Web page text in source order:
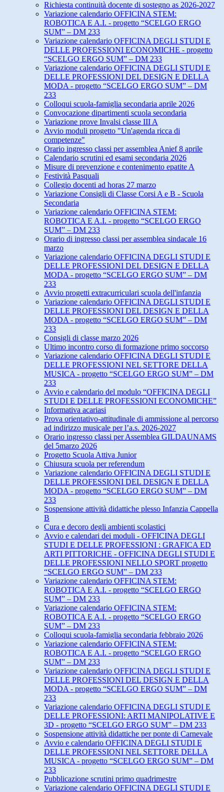
Richiesta continuità docente di sostegno as 2026-2027
Variazione calendario OFFICINA STEM:
ROBOTICA E A.I. - progetto “SCELGO ERGO
SUM” – DM 233
Variazione calendario OFFICINA DEGLI STUDI E
DELLE PROFESSIONI ECONOMICHE - progetto
“SCELGO ERGO SUM” – DM 233
Variazione calendario OFFICINA DEGLI STUDI E
DELLE PROFESSIONI DEL DESIGN E DELLA
MODA - progetto “SCELGO ERGO SUM” – DM
233
Colloqui scuola-famiglia secondaria aprile 2026
Convocazione dipartimenti scuola secondaria
Variazione prove Invalsi classe III A
Avvio moduli progetto "Un'agenda ricca di
competenze"
Orario ingresso classi per assemblea Anief 8 aprile
Calendario scrutini ed esami secondaria 2026
Misure di prevenzione e contenimento epatite A
Festività Pasquali
Collegio docenti ad horas 27 marzo
Variazione Consigli di Classe Corsi A e B - Scuola
Secondaria
Variazione calendario OFFICINA STEM:
ROBOTICA E A.I. - progetto “SCELGO ERGO
SUM” – DM 233
Orario di ingresso classi per assemblea sindacale 16
marzo
Variazione calendario OFFICINA DEGLI STUDI E
DELLE PROFESSIONI DEL DESIGN E DELLA
MODA - progetto “SCELGO ERGO SUM” – DM
233
Avvio progetti extracurriculari scuola dell'infanzia
Variazione calendario OFFICINA DEGLI STUDI E
DELLE PROFESSIONI DEL DESIGN E DELLA
MODA - progetto “SCELGO ERGO SUM” – DM
233
Consigli di classe marzo 2026
Ultimo incontro corso di formazione primo soccorso
Variazione calendario OFFICINA DEGLI STUDI E
DELLE PROFESSIONI NEL SETTORE DELLA
MUSICA - progetto “SCELGO ERGO SUM” – DM
233
Avvio e calendario del modulo “OFFICINA DEGLI
STUDI E DELLE PROFESSIONI ECONOMICHE”
Informativa acariasi
Prova orientativo-attitudinale di ammissione al percorso
ad indirizzo musicale per l’a.s. 2026-2027
Orario ingresso classi per Assemblea GILDAUNAMS
del 5marzo 2026
Progetto Scuola Attiva Junior
Chiusura scuola per referendum
Variazione calendario OFFICINA DEGLI STUDI E
DELLE PROFESSIONI DEL DESIGN E DELLA
MODA - progetto “SCELGO ERGO SUM” – DM
233
Sospensione attività didattiche plesso Infanzia Cappella
B
Cura e decoro degli ambienti scolastici
Avvio e calendari dei moduli - OFFICINA DEGLI
STUDI E DELLE PROFESSIONI : GRAFICA ED
ARTI PITTORICHE - OFFICINA DEGLI STUDI E
DELLE PROFESSIONI NELLO SPORT progetto
“SCELGO ERGO SUM” – DM 233
Variazione calendario OFFICINA STEM:
ROBOTICA E A.I. - progetto “SCELGO ERGO
SUM” – DM 233
Variazione calendario OFFICINA STEM:
ROBOTICA E A.I. - progetto “SCELGO ERGO
SUM” – DM 233
Colloqui scuola-famiglia secondaria febbraio 2026
Variazione calendario OFFICINA STEM:
ROBOTICA E A.I. - progetto “SCELGO ERGO
SUM” – DM 233
Variazione calendario OFFICINA DEGLI STUDI E
DELLE PROFESSIONI DEL DESIGN E DELLA
MODA - progetto “SCELGO ERGO SUM” – DM
233
Variazione calendario OFFICINA DEGLI STUDI E
DELLE PROFESSIONI: ARTI MANIPOLATIVE E
3D - progetto “SCELGO ERGO SUM” – DM 233
Sospensione attività didattiche per ponte di Carnevale
Avvio e calendario OFFICINA DEGLI STUDI E
DELLE PROFESSIONI NEL SETTORE DELLA
MUSICA - progetto “SCELGO ERGO SUM” – DM
233
Pubblicazione scrutini primo quadrimestre
Variazione calendario OFFICINA DEGLI STUDI E